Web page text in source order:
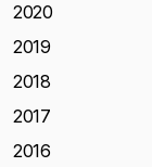
2020
2019
2018
2017
2016